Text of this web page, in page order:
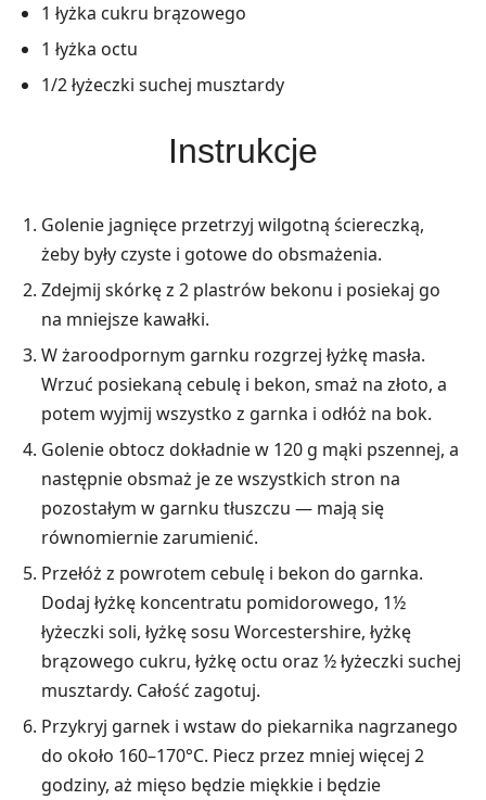
1 łyżka cukru brązowego
1 łyżka octu
1/2 łyżeczki suchej musztardy
Instrukcje
Golenie jagnięce przetrzyj wilgotną ściereczką,
żeby były czyste i gotowe do obsmażenia.
Zdejmij skórkę z 2 plastrów bekonu i posiekaj go
na mniejsze kawałki.
W żaroodpornym garnku rozgrzej łyżkę masła.
Wrzuć posiekaną cebulę i bekon, smaż na złoto, a
potem wyjmij wszystko z garnka i odłóż na bok.
Golenie obtocz dokładnie w 120 g mąki pszennej, a
następnie obsmaż je ze wszystkich stron na
pozostałym w garnku tłuszczu — mają się
równomiernie zarumienić.
Przełóż z powrotem cebulę i bekon do garnka.
Dodaj łyżkę koncentratu pomidorowego, 1½
łyżeczki soli, łyżkę sosu Worcestershire, łyżkę
brązowego cukru, łyżkę octu oraz ½ łyżeczki suchej
musztardy. Całość zagotuj.
Przykryj garnek i wstaw do piekarnika nagrzanego
do około 160–170°C. Piecz przez mniej więcej 2
godziny, aż mięso będzie miękkie i będzie